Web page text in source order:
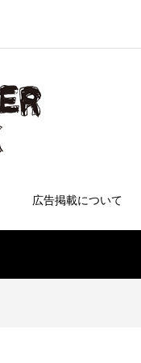
広告掲載について